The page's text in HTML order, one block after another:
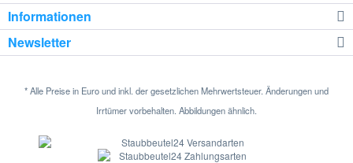
Informationen
Newsletter
* Alle Preise in Euro und inkl. der gesetzlichen Mehrwertsteuer. Änderungen und
Irrtümer vorbehalten. Abbildungen ähnlich.